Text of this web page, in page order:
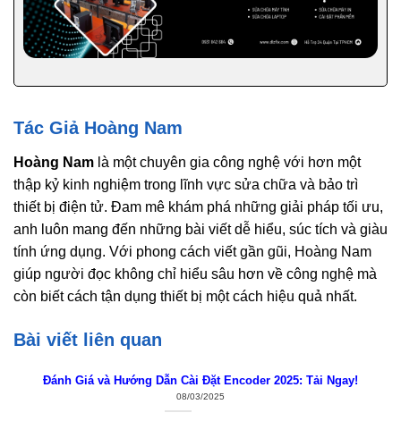
Tác Giả Hoàng Nam
Hoàng Nam là một chuyên gia công nghệ với hơn một
thập kỷ kinh nghiệm trong lĩnh vực sửa chữa và bảo trì
thiết bị điện tử. Đam mê khám phá những giải pháp tối ưu,
anh luôn mang đến những bài viết dễ hiểu, súc tích và giàu
tính ứng dụng. Với phong cách viết gần gũi, Hoàng Nam
giúp người đọc không chỉ hiểu sâu hơn về công nghệ mà
còn biết cách tận dụng thiết bị một cách hiệu quả nhất.
Bài viết liên quan
Đánh Giá và Hướng Dẫn Cài Đặt Encoder 2025: Tải Ngay!
08/03/2025